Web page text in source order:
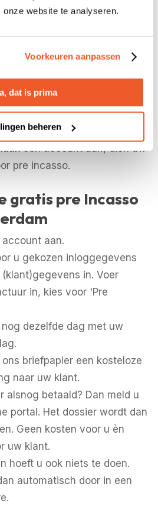
onze website te analyseren.
Voorkeuren aanpassen
dat is prima
beheren
laatste aanmaning zonder
geen kosten uw debiteur.
dan hoeft u niks te doen.
door in een
een account aan, dien uw
pre incasso.
gratis pre Incasso
aan.
u gekozen inloggegevens
in. Voer
in, kies voor 'Pre
dezelfde dag met uw
briefpapier een kosteloze
naar uw klant.
alsnog betaald? Dan meld u
portal. Het dossier wordt dan
Geen kosten voor u èn
uw klant.
hoeft u ook niets te doen.
automatisch door in een